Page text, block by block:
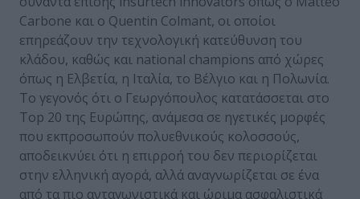
Carbone και ο Quentin Colmant, οι οποίοι
επηρεάζουν την τεχνολογική κατεύθυνση του
κλάδου, καθώς και national champions από χώρες
όπως η Ελβετία, η Ιταλία, το Βέλγιο και η Πολωνία.
Το γεγονός ότι ο Γεωργόπουλος κατατάσσεται στο
Top 20 της Ευρώπης, ανάμεσα σε ηγετικές μορφές
που εκπροσωπούν πολυεθνικούς κολοσσούς,
αποδεικνύει ότι η επιρροή του δεν περιορίζεται
στην ελληνική αγορά, αλλά αναγνωρίζεται σε ένα
από τα πιο ανταγωνιστικά και ώριμα ασφαλιστικά